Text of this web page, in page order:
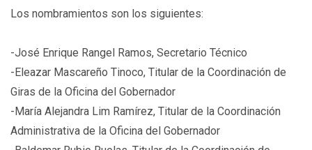
Los nombramientos son los siguientes:
-José Enrique Rangel Ramos, Secretario Técnico
-Eleazar Mascareño Tinoco, Titular de la Coordinación de
Giras de la Oficina del Gobernador
-María Alejandra Lim Ramírez, Titular de la Coordinación
Administrativa de la Oficina del Gobernador